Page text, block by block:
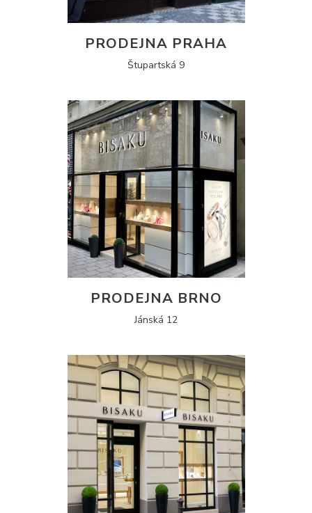
PRODEJNA PRAHA
Štupartská 9
PRODEJNA BRNO
Jánská 12